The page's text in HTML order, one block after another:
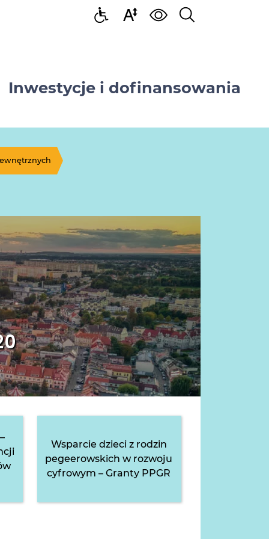
Inwestycje i dofinansowania
Wsparcie dzieci z rodzin
pegeerowskich w rozwoju
cyfrowym – Granty PPGR